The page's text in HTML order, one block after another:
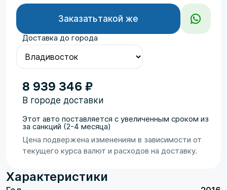
Характеристики
Заказатьтакой же
Доставка до города
8 939 346 ₽
В городе доставки
Этот авто поставляется с увеличенным сроком из
за санкций (2-4 месяца)
Цена подвержена изменениям в зависимости от
текущего курса валют и расходов на доставку.